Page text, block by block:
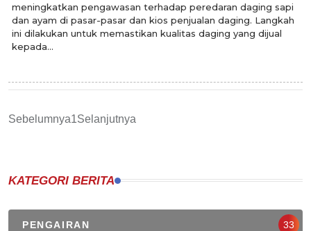
meningkatkan pengawasan terhadap peredaran daging sapi
dan ayam di pasar-pasar dan kios penjualan daging. Langkah
ini dilakukan untuk memastikan kualitas daging yang dijual
kepada...
Sebelumnya1Selanjutnya
KATEGORI BERITA
PENGAIRAN 33